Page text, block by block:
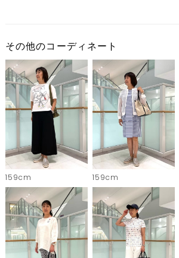
その他のコーディネート
159cm 159cm